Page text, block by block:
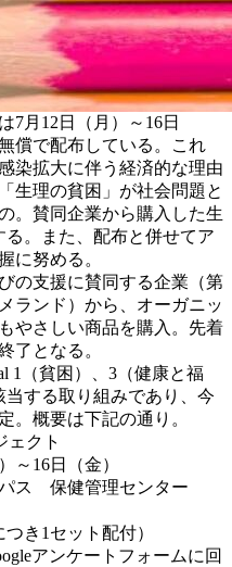
7月12日（月）～16日
償で配布している。これ
染拡大に伴う経済的な理由
生理の貧困」が社会問題と
。賛同企業から購入した生
。また、配布と併せてア
に努める。
の支援に賛同する企業（第
ランド）から、オーガニッ
やさしい商品を購入。先着
了となる。
1（貧困）、3（健康と福
する取り組みであり、今
。概要は下記の通り。
クト
～16日（金）
ス 保健管理センター
き1セット配付）
アンケートフォームに回